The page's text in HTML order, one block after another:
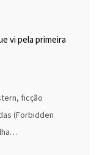
vi pela primeira
ficção
(Forbidden